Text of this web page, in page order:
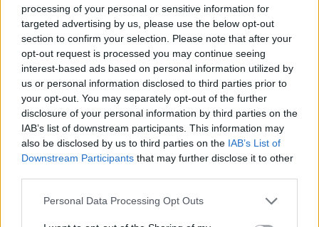
processing of your personal or sensitive information for
targeted advertising by us, please use the below opt-out
section to confirm your selection. Please note that after your
opt-out request is processed you may continue seeing
interest-based ads based on personal information utilized by
us or personal information disclosed to third parties prior to
your opt-out. You may separately opt-out of the further
disclosure of your personal information by third parties on the
IAB’s list of downstream participants. This information may
also be disclosed by us to third parties on the IAB’s List of
Downstream Participants that may further disclose it to other
Personal Data Processing Opt Outs